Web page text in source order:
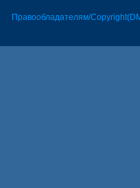
Правообладателям/